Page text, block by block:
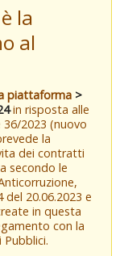
la
al
piattaforma >
in risposta alle
2023 (nuovo
la
dei contratti
secondo le
del 20.06.2023 e
in questa
con la